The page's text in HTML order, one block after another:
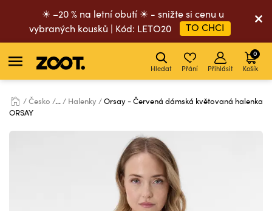
☀ –20 % na letní obutí ☀ - snižte si cenu u
vybraných kousků | Kód: LETO20
TO CHCI
Hledat Přání Přihlásit Košík
0
Česko ... Halenky
Orsay - Červená dámská květovaná halenka
ORSAY